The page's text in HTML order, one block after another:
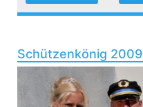
Schützenkönig 2009